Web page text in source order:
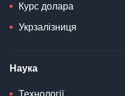
Курс долара
Укрзалізниця
Наука
Технології